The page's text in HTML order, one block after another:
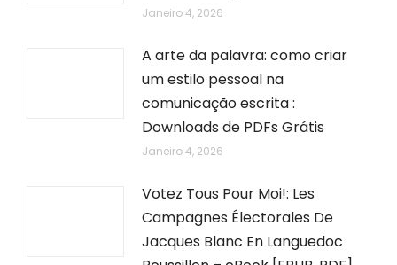
Janeiro 4, 2026
A arte da palavra: como criar
um estilo pessoal na
comunicação escrita :
Downloads de PDFs Grátis
Janeiro 4, 2026
Votez Tous Pour Moi!: Les
Campagnes Électorales De
Jacques Blanc En Languedoc